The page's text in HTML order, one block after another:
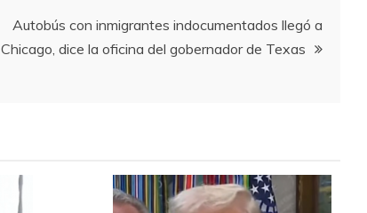
Autobús con inmigrantes indocumentados llegó a
Chicago, dice la oficina del gobernador de Texas